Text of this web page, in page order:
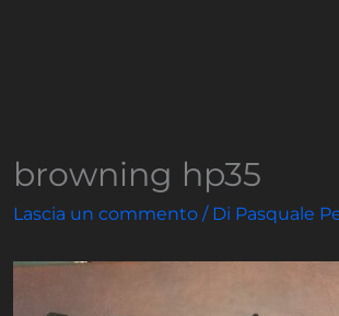
browning hp35
Lascia un commento / Di Pasquale